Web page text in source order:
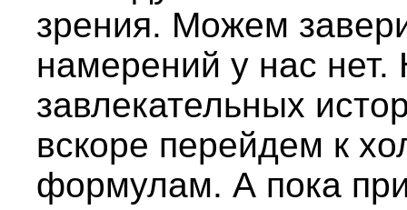
зрения. Можем
намерений у нас нет.
завлекательных
вскоре перейдем к
формулам. А пока